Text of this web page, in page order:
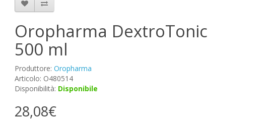
Oropharma DextroTonic
500 ml
Produttore:Oropharma
Articolo: O480514
Disponibilità: Disponibile
28,08€